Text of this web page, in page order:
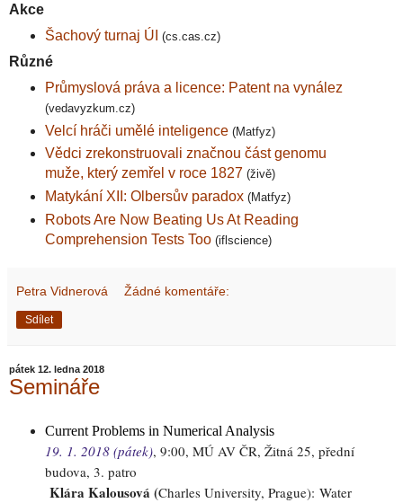
Akce
Šachový turnaj ÚI (cs.cas.cz)
Různé
Průmyslová práva a licence: Patent na vynález
(vedavyzkum.cz)
Velcí hráči umělé inteligence (Matfyz)
Vědci zrekonstruovali značnou část genomu
muže, který zemřel v roce 1827 (živě)
Matykání XII: Olbersův paradox (Matfyz)
Robots Are Now Beating Us At Reading
Comprehension Tests Too (iflscience)
Petra Vidnerová Žádné komentáře:
Sdílet
pátek 12. ledna 2018
Semináře
Current Problems in Numerical Analysis
19. 1. 2018 (pátek), 9:00, MÚ AV ČR, Žitná 25, přední
budova, 3. patro
Klára Kalousová (Charles University, Prague): Water